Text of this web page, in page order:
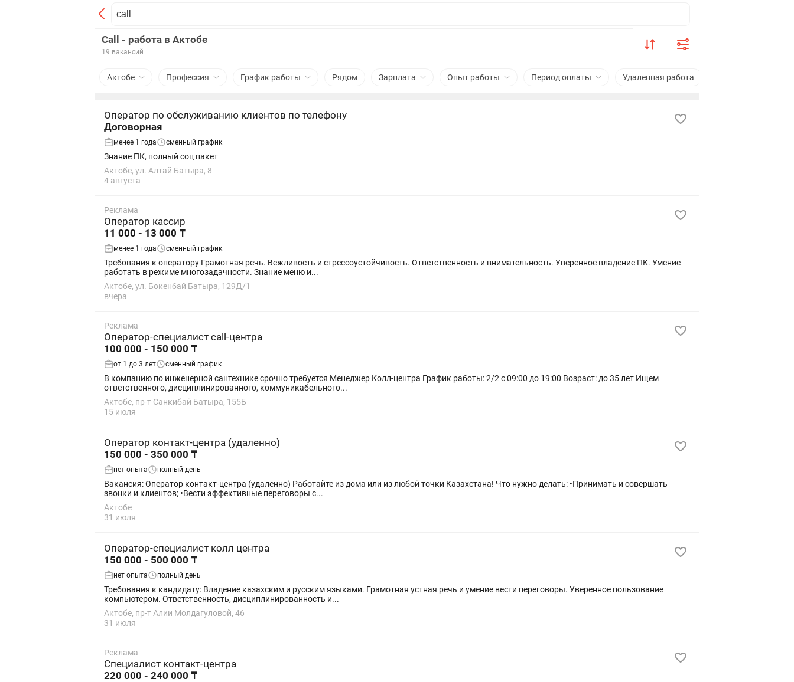
Call - работа в Актобе
19 вакансий
Актобе Профессия График работы Рядом Зарплата Опыт работы Период оплаты Удаленная работа
Оператор по обслуживанию клиентов по телефону
Договорная
менее 1 года сменный график
Знание ПК, полный соц пакет
Актобе, ул. Алтай Батыра, 8
4 августа
Реклама
Оператор кассир
11 000 - 13 000 ₸
менее 1 года сменный график
Требования к оператору Грамотная речь. Вежливость и стрессоустойчивость. Ответственность и внимательность. Уверенное владение ПК. Умение
работать в режиме многозадачности. Знание меню и...
Актобе, ул. Бокенбай Батыра, 129Д/1
вчера
Реклама
Оператор-специалист call-центра
100 000 - 150 000 ₸
от 1 до 3 лет сменный график
В компанию по инженерной сантехнике срочно требуется Менеджер Колл-центра График работы: 2/2 с 09:00 до 19:00 Возраст: до 35 лет Ищем
ответственного, дисциплинированного, коммуникабельного...
Актобе, пр-т Санкибай Батыра, 155Б
15 июля
Оператор контакт-центра (удаленно)
150 000 - 350 000 ₸
нет опыта полный день
Вакансия: Оператор контакт-центра (удаленно) Работайте из дома или из любой точки Казахстана! Что нужно делать: •Принимать и совершать
звонки и клиентов; •Вести эффективные переговоры с...
Актобе
31 июля
Оператор-специалист колл центра
150 000 - 500 000 ₸
нет опыта полный день
Требования к кандидату: Владение казахским и русским языками. Грамотная устная речь и умение вести переговоры. Уверенное пользование
компьютером. Ответственность, дисциплинированность и...
Актобе, пр-т Алии Молдагуловой, 46
31 июля
Реклама
Специалист контакт-центра
220 000 - 240 000 ₸